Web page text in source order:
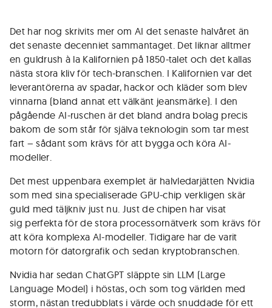
Det har nog skrivits mer om AI det senaste halvåret än
det senaste decenniet sammantaget. Det liknar alltmer
en guldrush à la Kalifornien på 1850-talet och det kallas
nästa stora kliv för tech-branschen. I Kalifornien var det
leverantörerna av spadar, hackor och kläder som blev
vinnarna (bland annat ett välkänt jeansmärke). I den
pågående AI-ruschen är det bland andra bolag precis
bakom de som står för själva teknologin som tar mest
fart – sådant som krävs för att bygga och köra AI-
modeller.
Det mest uppenbara exemplet är halvledarjätten Nvidia
som med sina specialiserade GPU-chip verkligen skär
guld med täljkniv just nu. Just de chipen har visat
sig perfekta för de stora processornätverk som krävs för
att köra komplexa AI-modeller. Tidigare har de varit
motorn för datorgrafik och sedan kryptobranschen.
Nvidia har sedan ChatGPT släppte sin LLM (Large
Language Model) i höstas, och som tog världen med
storm, nästan tredubblats i värde och snuddade för ett